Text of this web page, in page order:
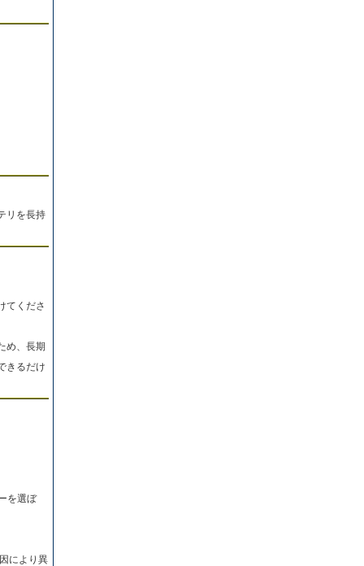
リを長持
てくださ
め、長期
きるだけ
を選ぼ
により異